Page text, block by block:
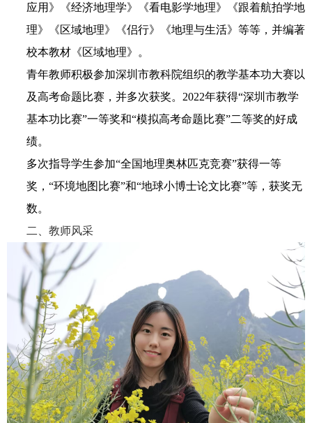
应用》《经济地理学》《看电影学地理》《跟着航拍学地
理》《区域地理》《侣行》《地理与生活》等等，并编著
校本教材《区域地理》。
青年教师积极参加深圳市教科院组织的教学基本功大赛以
及高考命题比赛，并多次获奖。 2022年获得“深圳市教学
基本功比赛”一等奖和“模拟高考命题比赛”二等奖的好成
绩。
多次指导学生参加“全国地理奥林匹克竞赛”获得一等
奖，“环境地图比赛”和“地球小博士论文比赛”等，获奖无
数。
二、 教师风采